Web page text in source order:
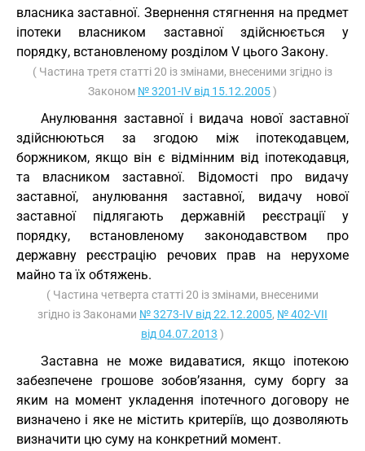
власника заставної. Звернення стягнення на предмет
іпотеки власником заставної здійснюється у
порядку, встановленому розділом V цього Закону.
( Частина третя статті 20 із змінами, внесеними згідно із
Законом № 3201-IV від 15.12.2005)
Анулювання заставної і видача нової заставної
здійснюються за згодою між іпотекодавцем,
боржником, якщо він є відмінним від іпотекодавця,
та власником заставної. Відомості про видачу
заставної, анулювання заставної, видачу нової
заставної підлягають державній реєстрації у
порядку, встановленому законодавством про
державну реєстрацію речових прав на нерухоме
майно та їх обтяжень.
( Частина четверта статті 20 із змінами, внесеними
згідно із Законами № 3273-IV від 22.12.2005, № 402-VII
від 04.07.2013 )
Заставна не може видаватися, якщо іпотекою
забезпечене грошове зобов’язання, суму боргу за
яким на момент укладення іпотечного договору не
визначено і яке не містить критеріїв, що дозволяють
визначити цю суму на конкретний момент.